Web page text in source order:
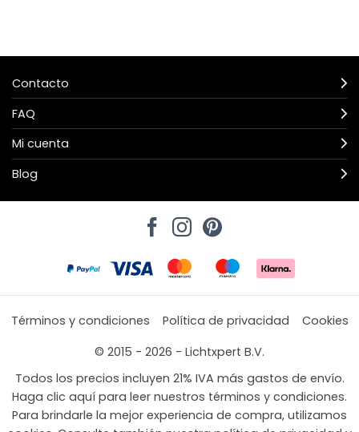
Contacto
FAQ
Mi cuenta
Blog
Términos y condiciones Política de privacidad
Cookies
© 2015 - 2026 - Lichtxpert B.V.
Todos los precios incluyen 21% IVA más gastos de envío.
Haga clic aquí para leer nuestros términos y condiciones.
Para brindarle la mejor experiencia de compra, utilizamos